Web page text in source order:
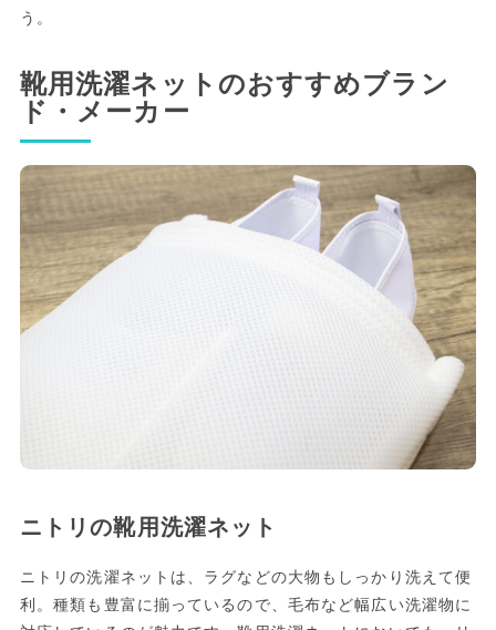
う。
靴用洗濯ネットのおすすめブラン
ド・メーカー
ニトリの靴用洗濯ネット
ニトリの洗濯ネットは、ラグなどの大物もしっかり洗えて便
利。種類も豊富に揃っているので、毛布など幅広い洗濯物に